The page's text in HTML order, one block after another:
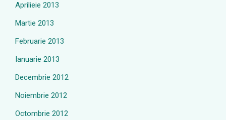
Aprilieie 2013
Martie 2013
Februarie 2013
Ianuarie 2013
Decembrie 2012
Noiembrie 2012
Octombrie 2012